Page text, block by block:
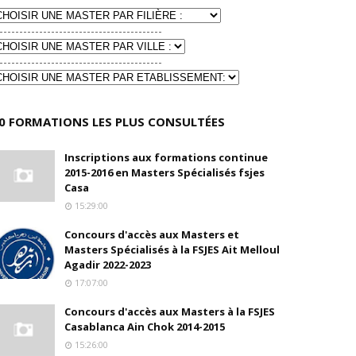
FORMATIONS LES PLUS CONSULTÉES
Inscriptions aux formations continue
2015-2016 en Masters Spécialisés fsjes
Casa
15:29:00
Concours d'accès aux Masters et
Masters Spécialisés à la FSJES Ait Melloul
Agadir 2022-2023
17:07:00
Concours d'accès aux Masters à la FSJES
Casablanca Ain Chok 2014-2015
15:26:00